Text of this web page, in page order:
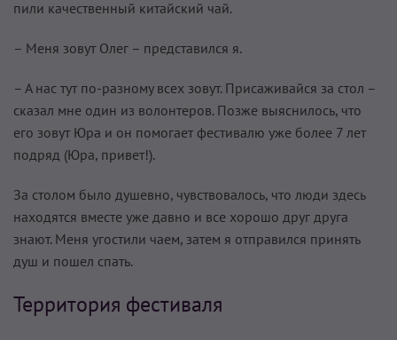
пили качественный китайский чай.
– Меня зовут Олег – представился я.
– А нас тут по-разному всех зовут. Присаживайся за стол –
сказал мне один из волонтеров. Позже выяснилось, что
его зовут Юра и он помогает фестивалю уже более 7 лет
подряд (Юра, привет!).
За столом было душевно, чувствовалось, что люди здесь
находятся вместе уже давно и все хорошо друг друга
знают. Меня угостили чаем, затем я отправился принять
душ и пошел спать.
Территория фестиваля